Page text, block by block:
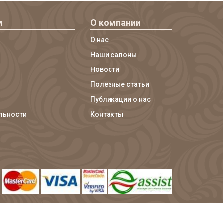
О компании
О нас
Наши салоны
Новости
Полезные статьи
Публикации о нас
Контакты